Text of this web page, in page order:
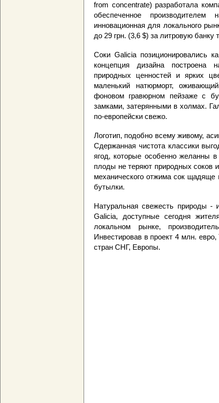
from concentrate) разработала
обеспеченное производителем
инновационная для локального
до 29 грн. (3,6 $) за литровую
Соки Galicia позиционировались
концепция дизайна построена
природных ценностей и ярких
маленький натюрморт,
фоновом гравюрном пейзаже с
замками, затерянными в холмах.
по-европейски свежо.
Логотип, подобно всему живому,
Сдержанная чистота классики
ягод, которые особенно желанны
плоды не теряют природных соков
механического отжима сок щадяще
бутылки.
Натуральная свежесть природы -
Galicia, доступные сегодня
локальном рынке,
Инвестировав в проект 4 млн.
стран СНГ, Европы.